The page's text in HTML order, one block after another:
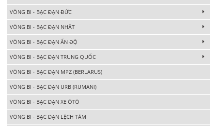
VÒNG BI - BẠC ĐẠN ĐỨC
VÒNG BI - BẠC ĐẠN NHẬT
VÒNG BI - BẠC ĐẠN ẤN ĐỘ
VÒNG BI - BẠC ĐẠN TRUNG QUỐC
VÒNG BI - BẠC ĐẠN MPZ (BERLARUS)
VÒNG BI - BẠC ĐẠN URB (RUMANI)
VÒNG BI - BẠC ĐẠN XE ÔTÔ
VÒNG BI - BẠC ĐẠN LỆCH TÂM